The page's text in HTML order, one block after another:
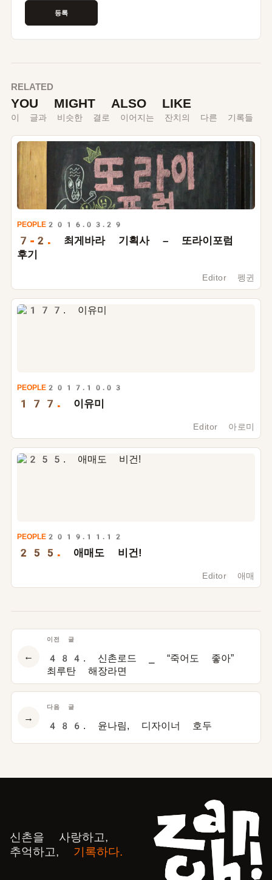
RELATED
YOU MIGHT ALSO LIKE
이 글과 비슷한 결로 이어지는 잔치의 다른 기록들
PEOPLE 2016.03.29
7-2. 최게바라 기획사 – 또라이포럼
후기
Editor 펭귄
PEOPLE 2017.10.03
177. 이유미
Editor 아로미
PEOPLE 2019.11.12
255. 애매도 비건!
Editor 애매
←
이전 글
484. 신촌로드 ⎯ “죽어도 좋아”
최루탄 해장라면
다음 글
486. 윤나림, 디자이너 호두
→
신촌을 사랑하고,
추억하고, 기록하다.